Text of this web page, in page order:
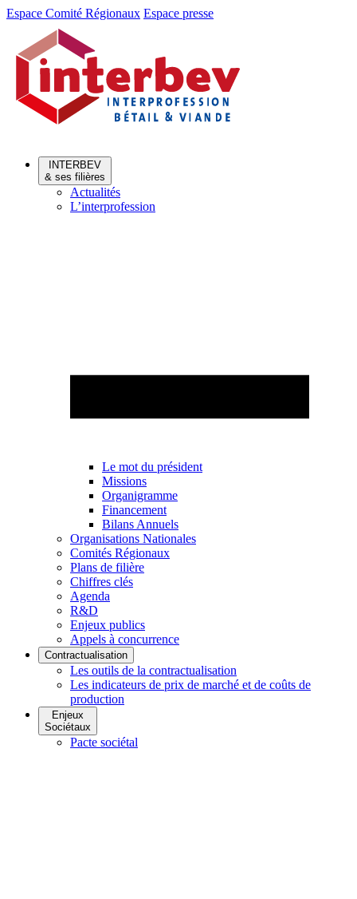
Aller
Aller
contenu
Espace Comité Régionaux Espace presse
INTERBEV
& ses filières
Actualités
L’interprofession
Le mot du président
Missions
Organigramme
Financement
Bilans Annuels
Organisations Nationales
Comités Régionaux
Plans de filière
Chiffres clés
Agenda
R&D
Enjeux publics
Appels à concurrence
Contractualisation
Les outils de la contractualisation
Les indicateurs de prix de marché et de coûts de
production
Enjeux
Sociétaux
Pacte sociétal